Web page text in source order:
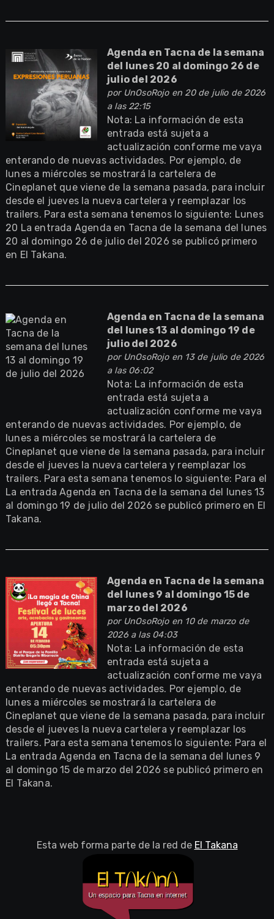
Agenda en Tacna de la semana
del lunes 20 al domingo 26 de
julio del 2026
por UnOsoRojoen 20 de julio de 2026
a las 22:15
Nota: La información de esta
entrada está sujeta a
actualización conforme me vaya
enterando de nuevas actividades. Por ejemplo, de
lunes a miércoles se mostrará la cartelera de
Cineplanet que viene de la semana pasada, para incluir
desde el jueves la nueva cartelera y reemplazar los
trailers. Para esta semana tenemos lo siguiente: Lunes
20 La entrada Agenda en Tacna de la semana del lunes
20 al domingo 26 de julio del 2026 se publicó primero
en El Takana.
Agenda en Tacna de la semana
del lunes 13 al domingo 19 de
julio del 2026
por UnOsoRojoen 13 de julio de 2026
a las 06:02
Nota: La información de esta
entrada está sujeta a
actualización conforme me vaya
enterando de nuevas actividades. Por ejemplo, de
lunes a miércoles se mostrará la cartelera de
Cineplanet que viene de la semana pasada, para incluir
desde el jueves la nueva cartelera y reemplazar los
trailers. Para esta semana tenemos lo siguiente: Para el
La entrada Agenda en Tacna de la semana del lunes 13
al domingo 19 de julio del 2026 se publicó primero en El
Takana.
Agenda en Tacna de la semana
del lunes 9 al domingo 15 de
marzo del 2026
por UnOsoRojoen 10 de marzo de
2026 a las 04:03
Nota: La información de esta
entrada está sujeta a
actualización conforme me vaya
enterando de nuevas actividades. Por ejemplo, de
lunes a miércoles se mostrará la cartelera de
Cineplanet que viene de la semana pasada, para incluir
desde el jueves la nueva cartelera y reemplazar los
trailers. Para esta semana tenemos lo siguiente: Para el
La entrada Agenda en Tacna de la semana del lunes 9
al domingo 15 de marzo del 2026 se publicó primero en
El Takana.
Esta web forma parte de la red de El Takana